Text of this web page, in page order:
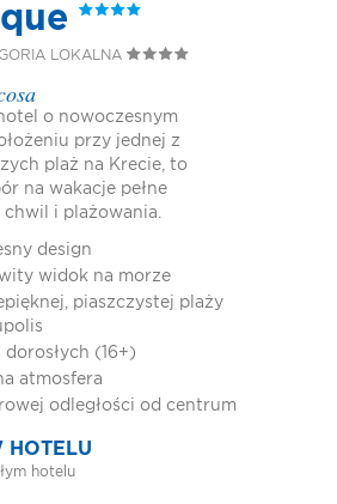
LOKALNA
o nowoczesnym
przy jednej z
plaż na Krecie, to
na wakacje pełne
chwil i plażowania.
design
widok na morze
piaszczystej plaży
dorosłych (16+)
atmosfera
odległości od centrum
HOTELU
hotelu